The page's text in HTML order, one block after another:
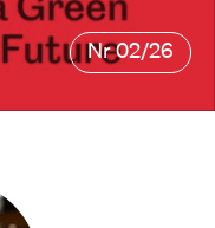
Nr 02/26